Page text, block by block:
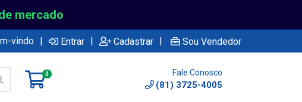
mercado
vindo | Entrar | Cadastrar | Sou Vendedor
0 Fale Conosco
(81) 3725-4005